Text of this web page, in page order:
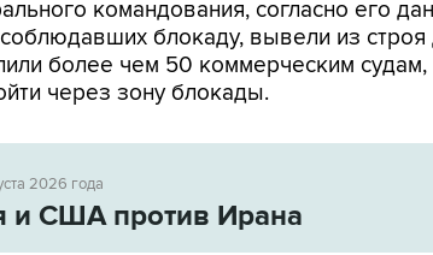
командования, согласно его
блокаду, вывели из строя
более чем 50 коммерческим
через зону блокады.
2026 года
и США против Ирана